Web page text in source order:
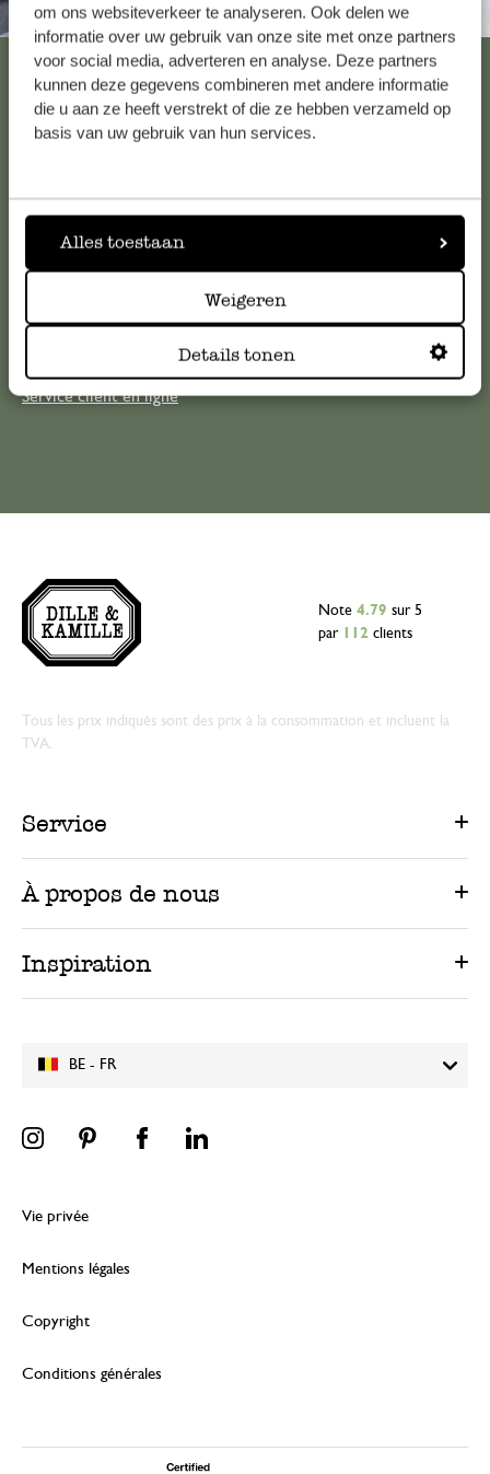
om ons websiteverkeer te analyseren. Ook delen we
informatie over uw gebruik van onze site met onze partners
voor social media, adverteren en analyse. Deze partners
kunnen deze gegevens combineren met andere informatie
die u aan ze heeft verstrekt of die ze hebben verzameld op
basis van uw gebruik van hun services.
Alles toestaan
Weigeren
Details tonen
Toujours à proximité
Voir les 62 magasins
Pour toute question ou demande de conseil ou d’aide,
veuillez contacter notre service clientèle. Ou retrouvez ici
nos réponses aux
serviceclientele@dille-kamille.com
Service client en ligne
BE - FR
Note 4.79 sur 5
par
112 clients
Tous les prix indiqués sont des prix à la consommation et incluent la
TVA.
Service
À propos de nous
Inspiration
Vie privée
Mentions légales
Copyright
Conditions générales